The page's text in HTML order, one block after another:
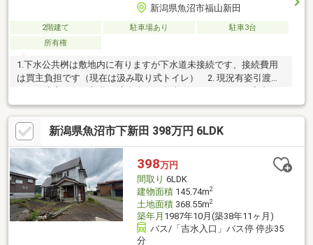
新潟県魚沼市福山新田
2階建て 駐車場あり
駐車3台
所有権
1.下水公共桝は敷地内に有りますが下水道未接続です、接続費用
は買主負担です（現在は汲み取り式トイレ） 2. 現況有姿引渡し
は所有者の動産が残置されています費用は買主の負担となりま
す。4. 売却には裁判所の許可が必要になります引渡しまで数カ月
かかります。5.宅内はガラス割れてる箇所があります。
新潟県魚沼市下新田 398万円 6LDK
398万円
間取り 6LDK
建物面積145.74m2
土地面積368.55m2
築年月 1987年10月(築38年11ヶ月)
バス/「吉水入口」バス停 停歩35
分